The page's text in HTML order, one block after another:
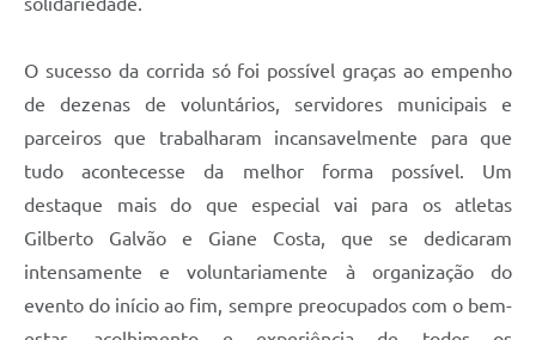
O sucesso da corrida só foi possível graças ao empenho
de dezenas de voluntários, servidores municipais e
parceiros que trabalharam incansavelmente para que
tudo acontecesse da melhor forma possível. Um
destaque mais do que especial vai para os atletas
Gilberto Galvão e Giane Costa, que se dedicaram
intensamente e voluntariamente à organização do
evento do início ao fim, sempre preocupados com o bem-